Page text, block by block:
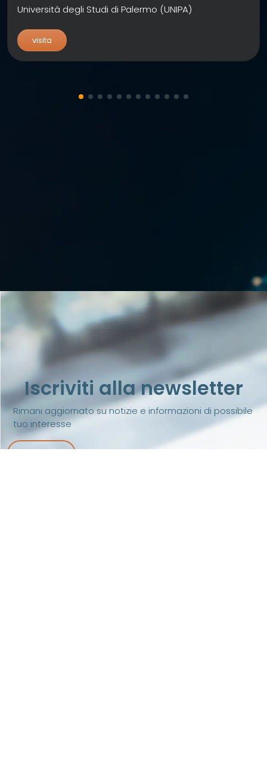
Università degli Studi di Palermo (UNIPA)
visita
Iscriviti alla newsletter
Rimani aggiornato su notizie e informazioni di possibile
tuo interesse
iscriviti